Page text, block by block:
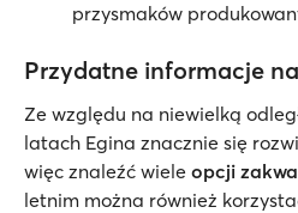
przysmaków
Przydatne informacje
Ze względu na niewielką
latach Egina znacznie się
więc znaleźć wiele opcji
letnim można również